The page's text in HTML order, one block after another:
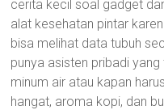
cerita kecil soal gadget
alat kesehatan pintar
bisa melihat data tubuh
punya asisten pribadi
minum air atau kapan
hangat, aroma kopi, dan